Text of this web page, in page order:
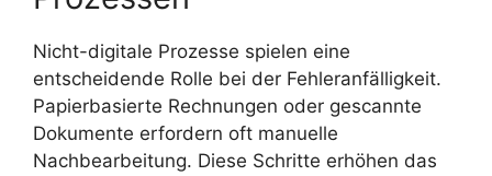
Nicht-digitale Prozesse spielen eine
entscheidende Rolle bei der Fehleranfälligkeit.
Papierbasierte Rechnungen oder gescannte
Dokumente erfordern oft manuelle
Nachbearbeitung. Diese Schritte erhöhen das